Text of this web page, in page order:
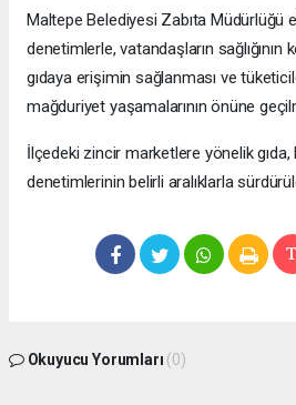
Maltepe Belediyesi Zabıta Müdürlüğü
denetimlerle, vatandaşların sağlığının
gıdaya erişimin sağlanması ve
mağduriyet yaşamalarının önüne
İlçedeki zincir marketlere yönelik
denetimlerinin belirli aralıklarla
Okuyucu Yorumları (0)